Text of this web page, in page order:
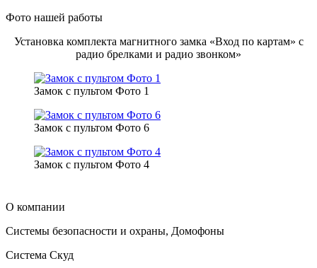
Фото нашей работы
Установка комплекта магнитного замка «Вход по картам» с
радио брелками и радио звонком»
Замок с пультом Фото 1
Замок с пультом Фото 6
Замок с пультом Фото 4
О компании
Системы безопасности и охраны, Домофоны
Система Скуд